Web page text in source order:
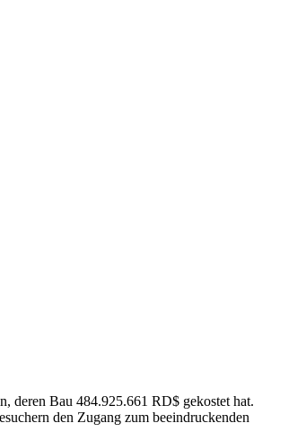
deren Bau 484.925.661 RD$ gekostet hat.
den Zugang zum beeindruckenden